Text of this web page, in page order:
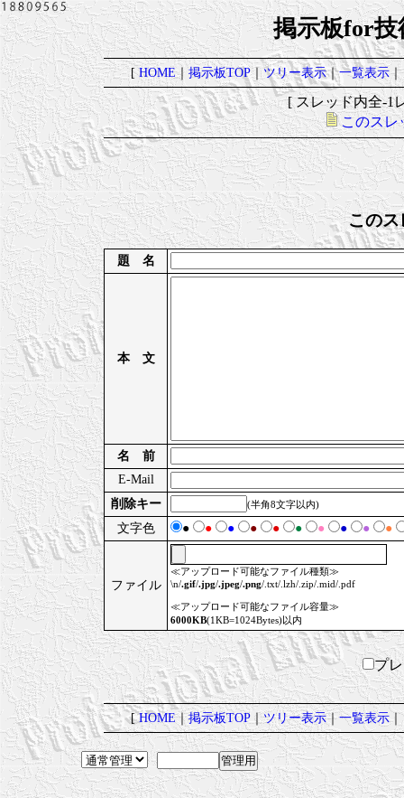
掲示板for技
[HOME｜掲示板TOP｜ツリー表示｜一覧表示｜
[ スレッド内全-
このスレ
このス
題 名
本 文
名 前
E-Mail
削除キー
(半角8文字以内)
文字色 ● ● ● ● ● ● ● ● ● ●
ファイル
≪アップロード可能なファイル種類≫
\n/.gif/.jpg/.jpeg/.png/.txt/.lzh/.zip/.mid/.pdf
≪アップロード可能なファイル容量≫
6000KB(1KB=1024Bytes)以内
プ
[HOME｜掲示板TOP｜ツリー表示｜一覧表示｜